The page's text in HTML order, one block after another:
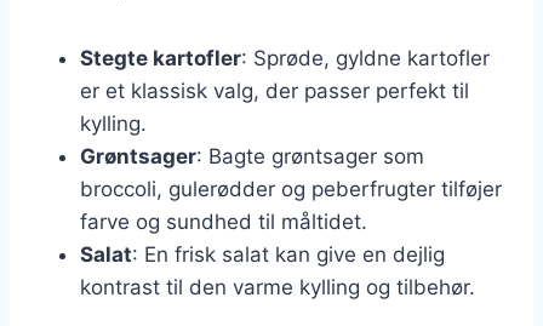
Stegte kartofler: Sprøde, gyldne kartofler
er et klassisk valg, der passer perfekt til
kylling.
Grøntsager: Bagte grøntsager som
broccoli, gulerødder og peberfrugter tilføjer
farve og sundhed til måltidet.
Salat: En frisk salat kan give en dejlig
kontrast til den varme kylling og tilbehør.